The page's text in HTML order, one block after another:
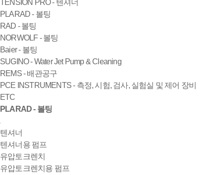
TENSION PRO - 텐셔너
PLARAD - 볼팅
RAD - 볼팅
NORWOLF - 볼팅
Baier - 볼팅
SUGINO - Water Jet Pump & Cleaning
REMS - 배관공구
PCE INSTRUMENTS - 측정, 시험, 검사, 실험실 및 제어 장비
ETC
PLARAD - 볼팅
텐셔너
텐셔너용 펌프
유압토크렌치
유압토크렌치용 펌프